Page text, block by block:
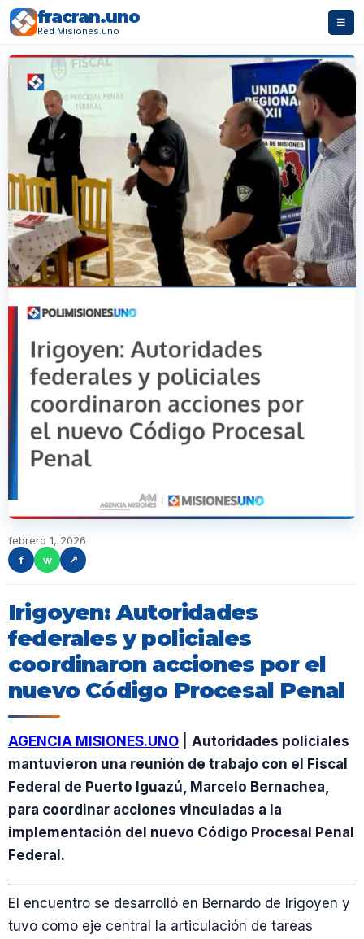
fracran.uno
Red Misiones.uno
☰
febrero 1, 2026
f
w ↗
Irigoyen: Autoridades
federales y policiales
coordinaron acciones por el
nuevo Código Procesal Penal
AGENCIA MISIONES.UNO
Autoridades policiales
mantuvieron una reunión de trabajo con el Fiscal
Federal de Puerto Iguazú, Marcelo Bernachea,
para coordinar acciones vinculadas a la
implementación del nuevo Código Procesal Penal
Federal.
El encuentro se desarrolló en Bernardo de Irigoyen y
tuvo como eje central la articulación de tareas